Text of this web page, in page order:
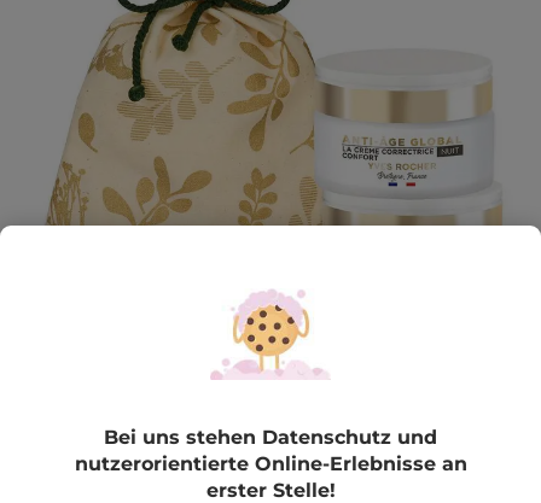
Set Anti-Age Global
Set Anti-Age Global
Bei uns stehen Datenschutz und
nutzerorientierte Online-Erlebnisse an
erster Stelle!